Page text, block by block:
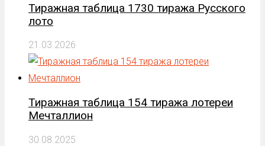
Тиражная таблица 1730 тиража Русского
лото
21.03.2026
Тиражная таблица 154 тиража лотереи
Мечталлион
30.08.2025